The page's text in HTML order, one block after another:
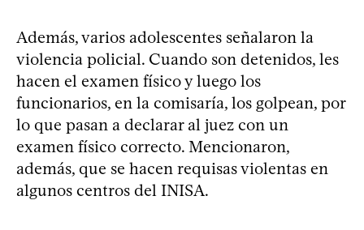
Además, varios adolescentes señalaron la
violencia policial. Cuando son detenidos, les
hacen el examen físico y luego los
funcionarios, en la comisaría, los golpean, por
lo que pasan a declarar al juez con un
examen físico correcto. Mencionaron,
además, que se hacen requisas violentas en
algunos centros del INISA.